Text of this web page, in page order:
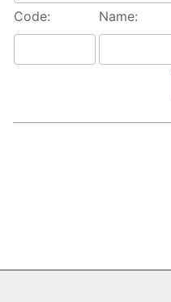
Code: Name: